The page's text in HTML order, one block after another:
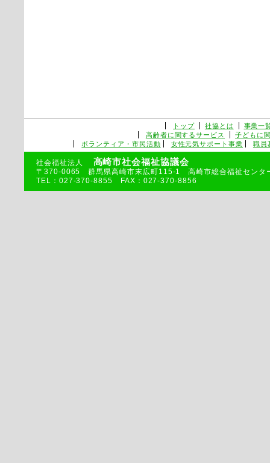
トップ 社協とは
事業一
高齢者に関するサービス
子どもに
ボランティア・市民活動
女性元気サポート事業 職員
社会福祉法人 高崎市社会福祉協議会
〒370-0065 群馬県高崎市末広町115-1 高崎市総合福祉センタ
TEL：027-370-8855 FAX：027-370-8856